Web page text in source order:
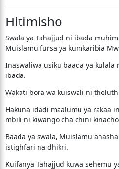
Hitimisho
Swala ya Tahajjud ni ibada
Muislamu fursa ya kumkaribia
Inaswaliwa usiku baada ya kulala
ibada.
Wakati bora wa kuiswali ni
Hakuna idadi maalumu ya rakaa
mbili ni kiwango cha chini
Baada ya swala, Muislamu
istighfari na dhikri.
Kuifanya Tahajjud kuwa sehemu